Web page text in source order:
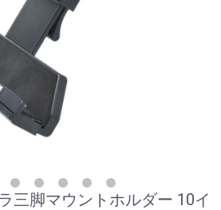
三脚マウントホルダー 10イ